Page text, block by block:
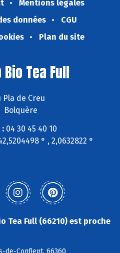
Mentions légales
données
CGU
Plan du site
Tea Full
Pla de Creu
Bolquère
04 30 45 40 10
° , 2,0632822 °
Tea Full (66210) est proche